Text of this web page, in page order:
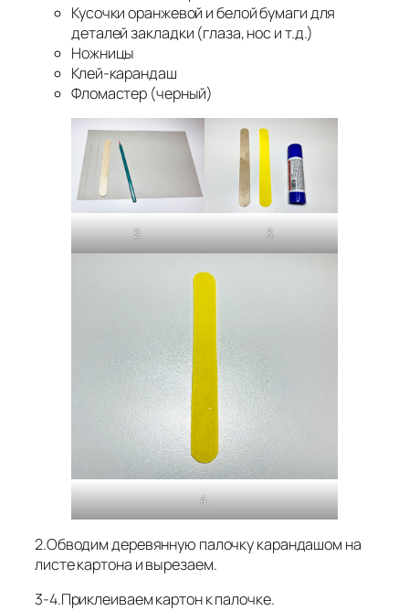
Кусочки оранжевой и белой бумаги для
деталей закладки (глаза, нос и т.д.)
Ножницы
Клей-карандаш
Фломастер (черный)
2. 3.
4.
2.Обводим деревянную палочку карандашом на
листе картона и вырезаем.
3-4.Приклеиваем картон к палочке.